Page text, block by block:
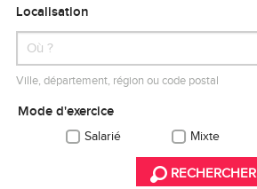
Localisation
Ville, département, région ou code postal
Mode d'exercice
Salarié Mixte
RECHERCHER